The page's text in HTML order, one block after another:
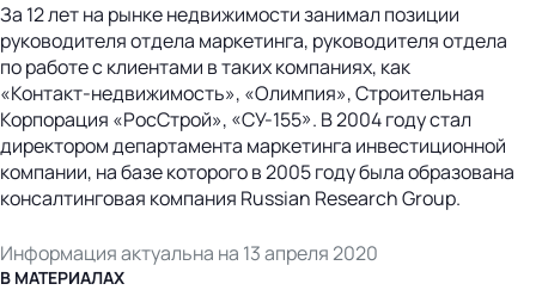
За 12 лет на рынке недвижимости занимал позиции
руководителя отдела маркетинга, руководителя отдела
по работе с клиентами в таких компаниях, как
«Контакт-недвижимость», «Олимпия», Строительная
Корпорация «РосСтрой», «СУ-155». В 2004 году стал
директором департамента маркетинга инвестиционной
компании, на базе которого в 2005 году была образована
консалтинговая компания Russian Research Group.
Информация актуальна на 13 апреля 2020
В МАТЕРИАЛАХ